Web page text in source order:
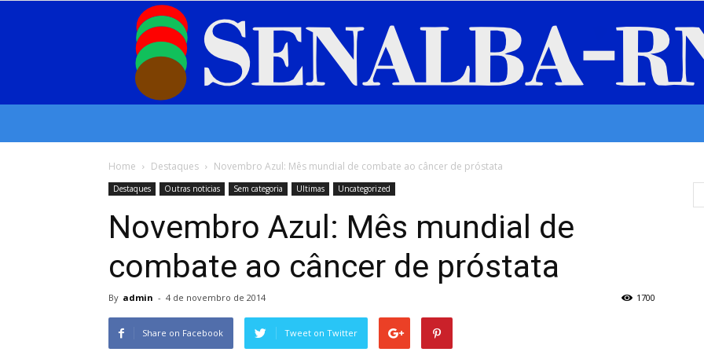
Home Destaques Novembro Azul: Mês mundial de combate ao câncer de próstata
Destaques Outras noticias Sem categoria Ultimas Uncategorized
Novembro Azul: Mês mundial de
combate ao câncer de próstata
By admin - 4 de novembro de 2014 1700
Share on Facebook Tweet on Twitter